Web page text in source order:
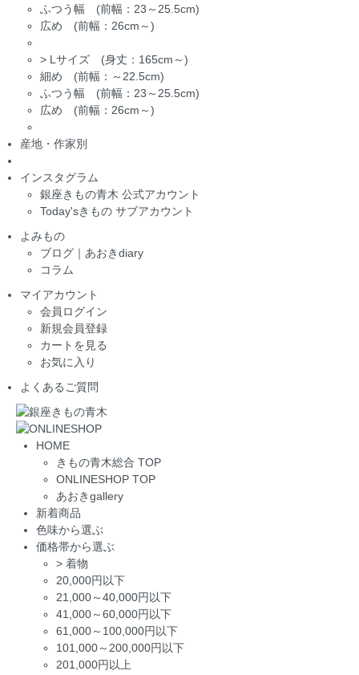
ふつう幅 (前幅：23～25.5cm)
広め (前幅：26cm～)
> Lサイズ (身丈：165cm～)
細め (前幅：～22.5cm)
ふつう幅 (前幅：23～25.5cm)
広め (前幅：26cm～)
産地・作家別
インスタグラム
銀座きもの青木 公式アカウント
Today'sきもの サブアカウント
よみもの
ブログ｜あおきdiary
コラム
マイアカウント
会員ログイン
新規会員登録
カートを見る
お気に入り
よくあるご質問
HOME
きもの青木総合 TOP
ONLINESHOP TOP
あおきgallery
新着商品
色味から選ぶ
価格帯から選ぶ
> 着物
20,000円以下
21,000～40,000円以下
41,000～60,000円以下
61,000～100,000円以下
101,000～200,000円以下
201,000円以上